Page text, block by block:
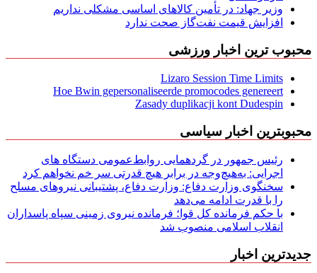
وزیر جهاد: در تأمین کالاهای اساسی مشکلی نداریم
افزایش قیمت نفت‌گاز صحت ندارد
محبوب ترین اخبار ورزشی
Lizaro Session Time Limits
Hoe Bwin gepersonaliseerde promocodes genereert
Zasady duplikacji kont Dudespin
محبوبترین اخبار سیاسی
رئیس جمهور در گردهمایی روابط‌عمومی دستگاه های
اجرایی: به‌هیچ‌وجه در برابر هیچ قدرتی سر خم نخواهم کرد
سخنگوی وزارت دفاع: وزارت دفاع، پشتیبانی نیرو‌های مسلح
را با قدرت ادامه می‌دهد
با حکم فرمانده کل قوا؛ فرمانده نیروی زمینی سپاه پاسداران
انقلاب اسلامی منصوب شد
جدیدترین اخبار